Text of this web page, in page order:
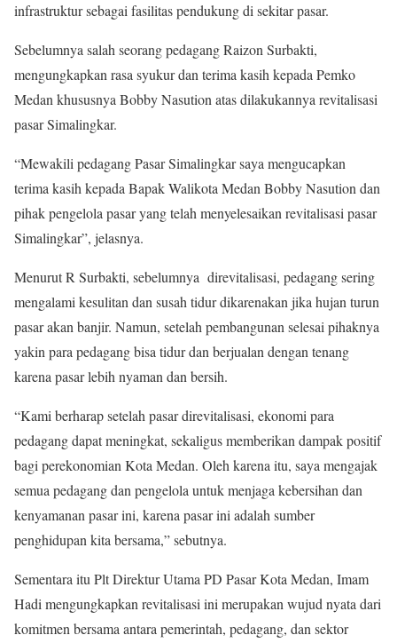
infrastruktur sebagai fasilitas pendukung di sekitar pasar.
Sebelumnya salah seorang pedagang Raizon Surbakti,
mengungkapkan rasa syukur dan terima kasih kepada Pemko
Medan khususnya Bobby Nasution atas dilakukannya revitalisasi
pasar Simalingkar.
“Mewakili pedagang Pasar Simalingkar saya mengucapkan
terima kasih kepada Bapak Walikota Medan Bobby Nasution dan
pihak pengelola pasar yang telah menyelesaikan revitalisasi pasar
Simalingkar”, jelasnya.
Menurut R Surbakti, sebelumnya direvitalisasi, pedagang sering
mengalami kesulitan dan susah tidur dikarenakan jika hujan turun
pasar akan banjir. Namun, setelah pembangunan selesai pihaknya
yakin para pedagang bisa tidur dan berjualan dengan tenang
karena pasar lebih nyaman dan bersih.
“Kami berharap setelah pasar direvitalisasi, ekonomi para
pedagang dapat meningkat, sekaligus memberikan dampak positif
bagi perekonomian Kota Medan. Oleh karena itu, saya mengajak
semua pedagang dan pengelola untuk menjaga kebersihan dan
kenyamanan pasar ini, karena pasar ini adalah sumber
penghidupan kita bersama,” sebutnya.
Sementara itu Plt Direktur Utama PD Pasar Kota Medan, Imam
Hadi mengungkapkan revitalisasi ini merupakan wujud nyata dari
komitmen bersama antara pemerintah, pedagang, dan sektor